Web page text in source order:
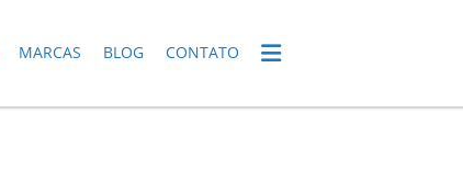
MARCAS BLOG CONTATO